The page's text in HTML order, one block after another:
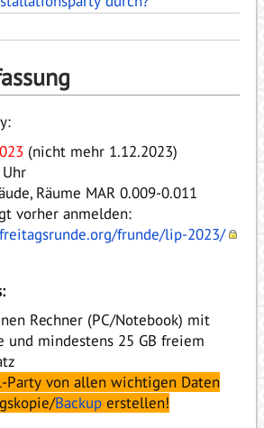
(nicht mehr 1.12.2023)
Räume MAR 0.009-0.011
vorher anmelden:
frunde/lip-2023/
Rechner (PC/Notebook) mit
und mindestens 25 GB freiem
von allen wichtigen Daten
Backuperstellen!